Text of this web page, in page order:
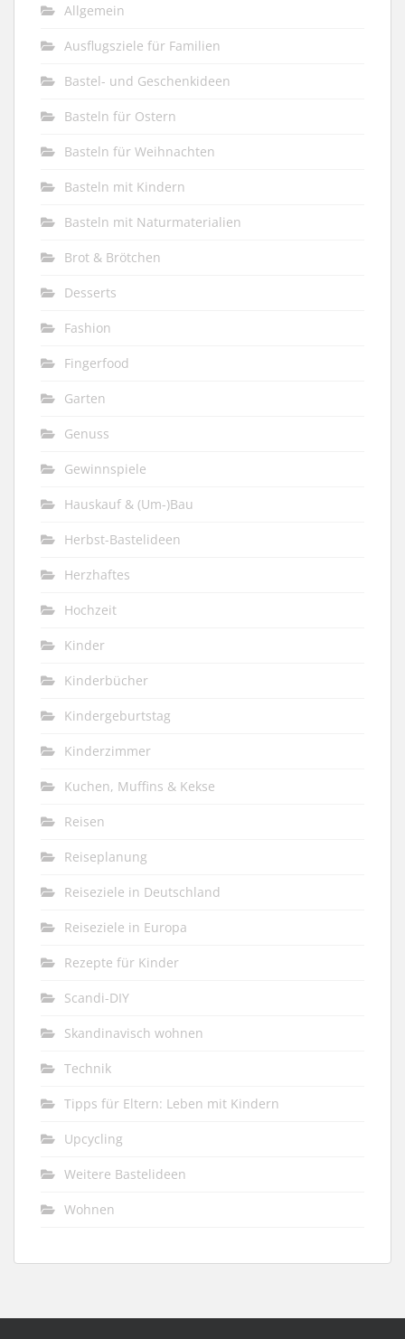
Allgemein
Ausflugsziele für Familien
Bastel- und Geschenkideen
Basteln für Ostern
Basteln für Weihnachten
Basteln mit Kindern
Basteln mit Naturmaterialien
Brot & Brötchen
Desserts
Fashion
Fingerfood
Garten
Genuss
Gewinnspiele
Hauskauf & (Um-)Bau
Herbst-Bastelideen
Herzhaftes
Hochzeit
Kinder
Kinderbücher
Kindergeburtstag
Kinderzimmer
Kuchen, Muffins & Kekse
Reisen
Reiseplanung
Reiseziele in Deutschland
Reiseziele in Europa
Rezepte für Kinder
Scandi-DIY
Skandinavisch wohnen
Technik
Tipps für Eltern: Leben mit Kindern
Upcycling
Weitere Bastelideen
Wohnen